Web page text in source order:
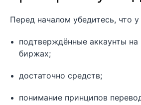
Перед началом убедитесь, что у
подтверждённые аккаунты на
биржах;
достаточно средств;
понимание принципов